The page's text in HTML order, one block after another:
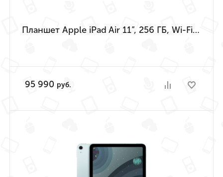
Планшет Apple iPad Air 11”, 256 ГБ, Wi-Fi + Cellular (Фиолетовый | Purple) (M4 | 2026)
95 990 руб.